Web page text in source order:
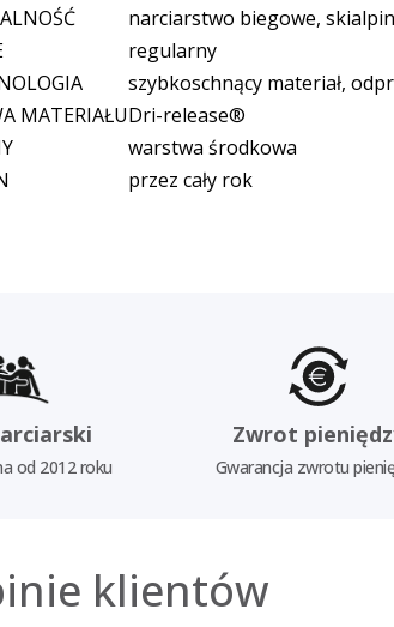
narciarstwo biegowe,
regularny
szybkoschnący materiał,
MATERIAŁUDri-release®
warstwa środkowa
przez cały rok
od 2012 roku
Zwrot
Gwarancja zwrotu
klientów